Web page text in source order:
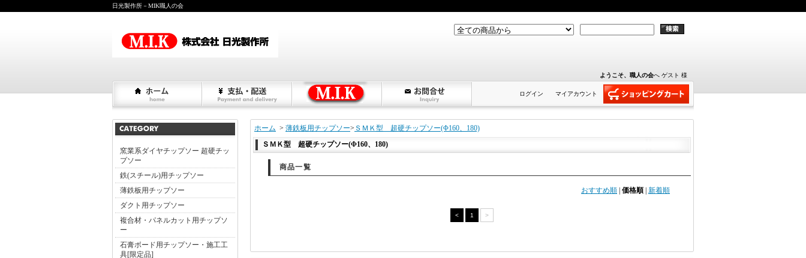
日光製作所－MIK職人の会
ようこそ、職人の会へ ゲスト 様
マイアカウント
ログイン
窯業系ダイヤチップソー 超硬チッ
プソー
鉄(スチール)用チップソー
薄鉄板用チップソー
ダクト用チップソー
複合材・パネルカット用チップソ
ー
石膏ボード用チップソー・施工工
具[限定品]
ホーム > 薄鉄板用チップソー> ＳＭＫ型 超硬チップソー(Φ160、180)
ＳＭＫ型 超硬チップソー(Φ160、180)
商品一覧
おすすめ順 価格順 新着順
< 1 >